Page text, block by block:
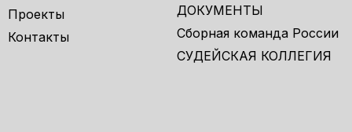
Проекты
Контакты
ДОКУМЕНТЫ
Сборная команда России
СУДЕЙСКАЯ КОЛЛЕГИЯ